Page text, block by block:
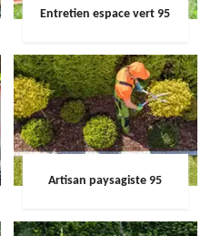
Entretien espace vert 95
Artisan paysagiste 95